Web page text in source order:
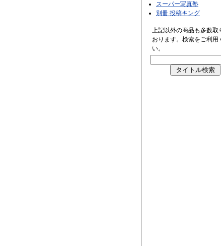
スーパー写真塾
別冊 投稿キング
上記以外の商品も多数取
おります。検索をご利用
い。